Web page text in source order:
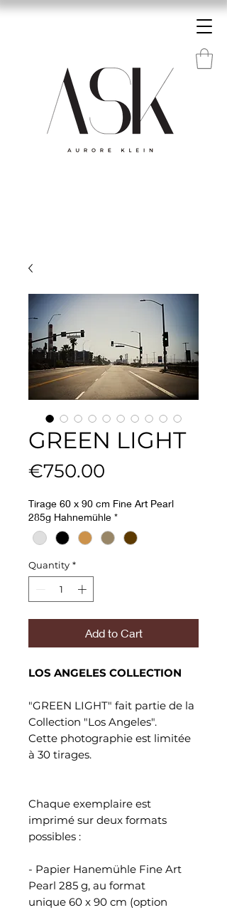
GREEN LIGHT
€750.00
Tirage 60 x 90 cm Fine Art Pearl
285g Hahnemühle *
Quantity *
Add to Cart
LOS ANGELES COLLECTION
"GREEN LIGHT" fait partie de la
Collection "Los Angeles".
Cette photographie est limitée
à 30 tirages.
Chaque exemplaire est
imprimé sur deux formats
possibles :
- Papier Hanemühle Fine Art
Pearl 285 g, au format
unique 60 x 90 cm (option